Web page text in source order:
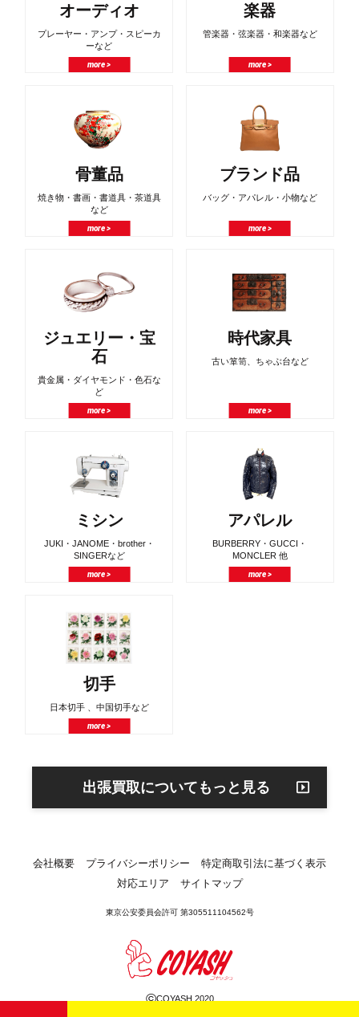
オーディオ
プレーヤー・アンプ・スピーカ
ーなど
more >
楽器
管楽器・弦楽器・和楽器など
more >
骨董品
焼き物・書画・書道具・茶道具
など
more >
ブランド品
バッグ・アパレル・小物など
more >
ジュエリー・宝
石
貴金属・ダイヤモンド・色石な
ど
more >
時代家具
古い箪笥、ちゃぶ台など
more >
ミシン
JUKI・JANOME・brother・
SINGERなど
more >
アパレル
BURBERRY・GUCCI・
MONCLER 他
more >
切手
日本切手 、中国切手など
more >
出張買取についてもっと見る
会社概要 プライバシーポリシー
特定商取引法に基づく表示
対応エリア
サイトマップ
東京公安委員会許可 第305511104562号
©COYASH 2020